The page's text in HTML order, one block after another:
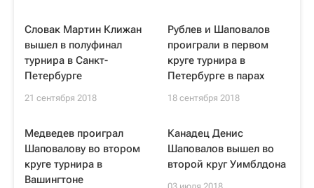
Словак Мартин Клижан
вышел в полуфинал
турнира в Санкт-
Петербурге
21 сентября 2018
Рублев и Шаповалов
проиграли в первом
круге турнира в
Петербурге в парах
18 сентября 2018
Медведев проиграл
Шаповалову во втором
круге турнира в
Вашингтоне
Канадец Денис
Шаповалов вышел во
второй круг Уимблдона